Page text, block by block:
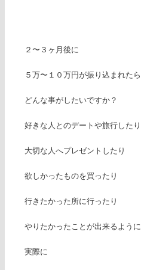
２〜３ヶ月後に
５万〜１０万円が振り込まれたら
どんな事がしたいですか？
好きな人とのデートや旅行したり
大切な人へプレゼントしたり
欲しかったものを買ったり
行きたかった所に行ったり
やりたかったことが出来るように
実際に